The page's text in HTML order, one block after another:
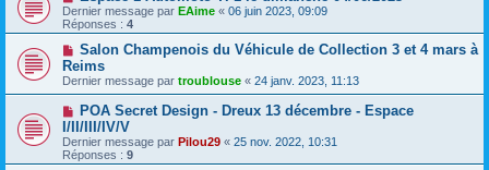
Dernier message par EAime « 06 juin 2023, 09:09
Réponses : 4
Salon Champenois du Véhicule de Collection 3 et 4 mars à
Reims
Dernier message par troublouse « 24 janv. 2023, 11:13
POA Secret Design - Dreux 13 décembre - Espace
I/II/III/IV/V
Dernier message par Pilou29 « 25 nov. 2022, 10:31
Réponses : 9